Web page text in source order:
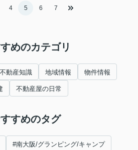
4 5 6 7
めのカテゴリ
不動産知識 地域情報 物件情報
不動産屋の日常
すめのタグ
#南大阪/グランピング/キャンプ